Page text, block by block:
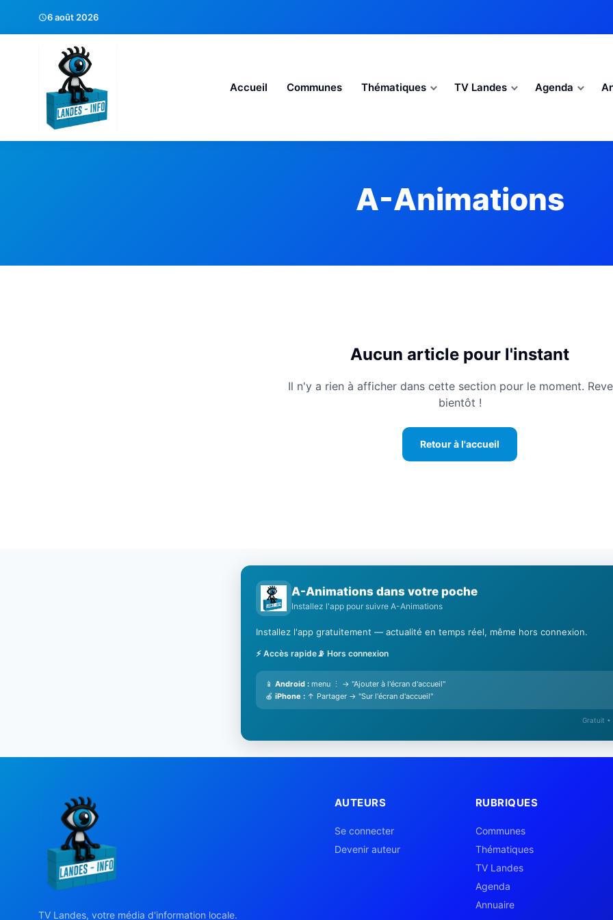
6 août 2026
Accueil Communes Thématiques TV Landes Agenda
A-Animations
Aucun article pour l'instant
Il n'y a rien à afficher dans cette section pour le moment.
bientôt !
Retour à l'accueil
A-Animations dans votre poche
Installez l'app pour suivre A-Animations
Installez l'app gratuitement — actualité en temps réel, même hors connexion.
⚡ Accès rapide📡 Hors connexion
📱 Android : menu ⋮ → "Ajouter à l'écran d'accueil"
🍎 iPhone : ↑ Partager → "Sur l'écran d'accueil"
Gratuit •
TV Landes, votre média d'information locale.
AUTEURS
Se connecter
Devenir auteur
RUBRIQUES
Communes
Thématiques
TV Landes
Agenda
Annuaire